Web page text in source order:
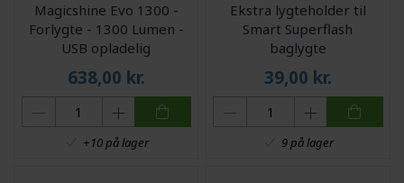
Magicshine Evo 1300 -
Forlygte - 1300 Lumen -
USB opladelig
638,00 kr.
+10 på lager
Ekstra lygteholder til
Smart Superflash
baglygte
39,00 kr.
9 på lager